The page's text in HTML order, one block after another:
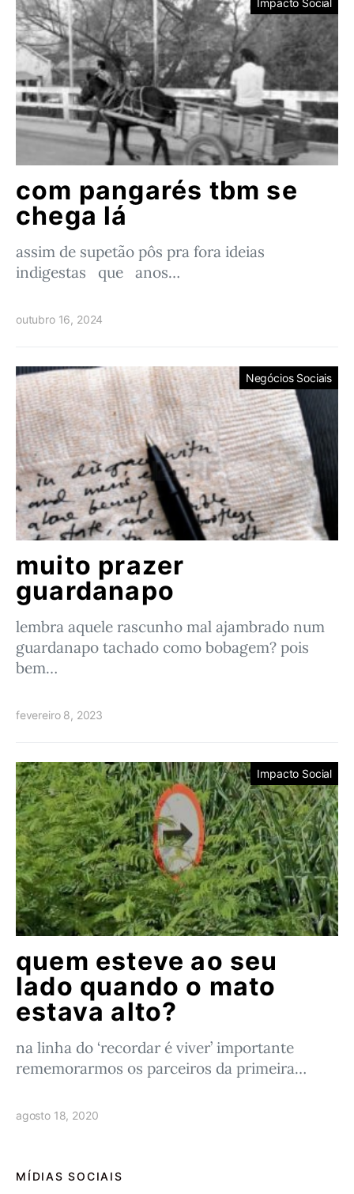
Impacto Social
com pangarés tbm se
chega lá
assim de supetão pôs pra fora ideias
indigestas que anos…
outubro 16, 2024
Negócios Sociais
muito prazer
guardanapo
lembra aquele rascunho mal ajambrado num
guardanapo tachado como bobagem? pois
bem…
fevereiro 8, 2023
Impacto Social
quem esteve ao seu
lado quando o mato
estava alto?
na linha do ‘recordar é viver’ importante
rememorarmos os parceiros da primeira…
agosto 18, 2020
MÍDIAS SOCIAIS